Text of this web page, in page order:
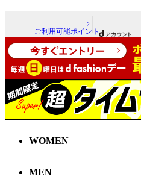
ご利用可能ポイント
WOMEN
MEN